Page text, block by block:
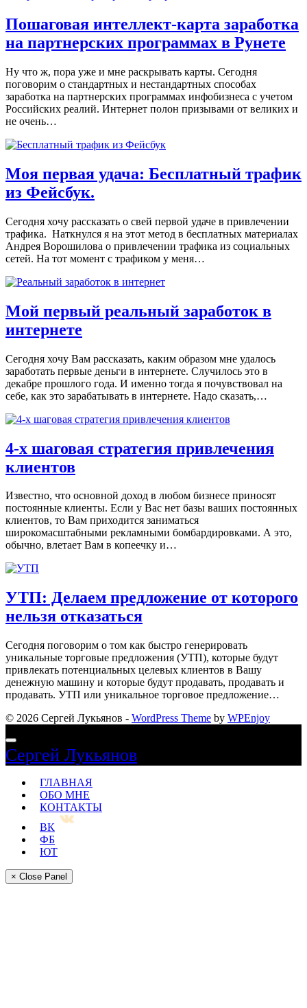
Пошаговая интеллект-карта заработка
на партнерских программах в Рунете
Ну что ж, пора уже и мне раскрывать карты. Сегодня
поговорим о стандартных и нестандартных способах
заработка на партнерских программах инфобизнеса с учетом
Российских реалий. Интернет полон призывами от великих и
не очень…
Моя первая удача: Бесплатный трафик
из Фейсбук.
Сегодня хочу рассказать о свей первой удаче в привлечении
трафика. Наткнулся я на этот метод в бесплатных материалах
Андрея Ворошилова о привлечении трафика из социальных
сетей. На тот момент с трафиком у меня…
Мой первый реальный заработок в
интернете
Сегодня хочу Вам рассказать, каким образом мне удалось
заработать первые деньги в интернете. Случилось это в
декабре прошлого года. И именно тогда я почувствовал на
себе, как это зарабатывать в интернете. Надо сказать,…
4-х шаговая стратегия привлечения
клиентов
Известно, что основной доход в любом бизнесе приносят
постоянные клиенты. Если у Вас нет базы ваших постоянных
клиентов, то Вам приходится заниматься
широкомасштабными рекламными бомбардировками. А это,
обычно, влетает Вам в копеечку и…
УТП: Делаем предложение от которого
нельзя отказаться
Сегодня поговорим о том как быстро генерировать
уникальные торговые предложения (УТП), которые будут
привлекать потенциальных целевых клиентов в Вашу
денежную машину и которые будут продавать, продавать и
продавать. УТП или уникальное торговое предложение…
© 2026 Сергей Лукьянов - WordPress Theme by WPEnjoy
Сергей Лукьянов
ГЛАВНАЯ
ОБО МНЕ
КОНТАКТЫ
ВК
ФБ
ЮТ
× Close Panel